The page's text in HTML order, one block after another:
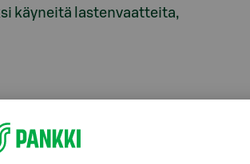
käyneitä lastenvaatteita,